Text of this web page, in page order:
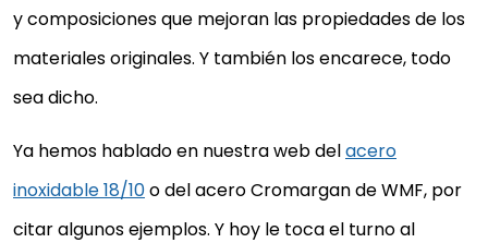
y composiciones que mejoran las propiedades de los
materiales originales. Y también los encarece, todo
sea dicho.
Ya hemos hablado en nuestra web delacero
inoxidable 18/10o del acero Cromargan de WMF, por
citar algunos ejemplos. Y hoy le toca el turno al